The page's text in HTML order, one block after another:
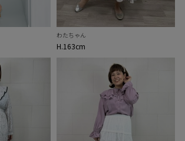
わたちゃん
H.163cm